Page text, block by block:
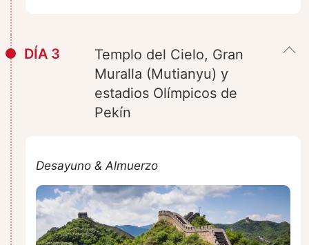
DÍA 3
Templo del Cielo, Gran
Muralla (Mutianyu) y
estadios Olímpicos de
Pekín
Desayuno & Almuerzo